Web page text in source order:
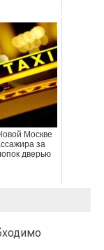
Москве
за
дверью